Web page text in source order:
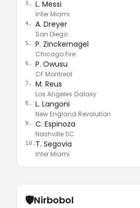
3. L. Messi
Inter Miami
4. A. Dreyer
San Diego
5. P. Zinckernagel
Chicago Fire
6. P. Owusu
CF Montreal
7. M. Reus
Los Angeles Galaxy
8. L. Langoni
New England Revolution
9. C. Espinoza
Nashville SC
10. T. Segovia
Inter Miami
🛡️Nirbobol